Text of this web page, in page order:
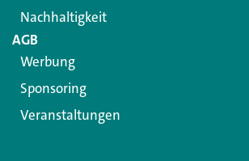
Nachhaltigkeit
AGB
Werbung
Sponsoring
Veranstaltungen